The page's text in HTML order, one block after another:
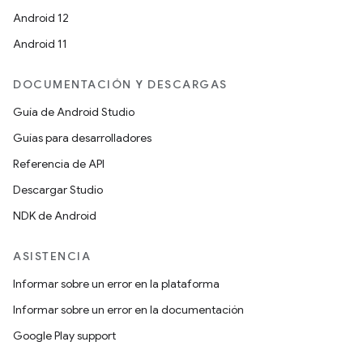
Android 12
Android 11
DOCUMENTACIÓN Y DESCARGAS
Guía de Android Studio
Guías para desarrolladores
Referencia de API
Descargar Studio
NDK de Android
ASISTENCIA
Informar sobre un error en la plataforma
Informar sobre un error en la documentación
Google Play support